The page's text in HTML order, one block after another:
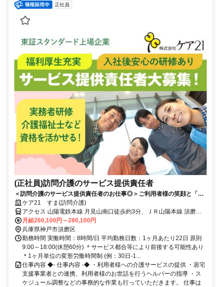
正社員
(正社員)訪問介護のサービス提供責任者
＜訪問介護のサービス提供責任者のお仕事◎＞ご利用者様の笑顔と「あ
りがとう」の一言が仕事のやりがいへと変わります。資格を活かし、体
制が整った環境で働きたい方歓迎！
ケア21 すま(訪問介護)
アクセス 山陽電鉄本線 月見山南口徒歩約3分、ＪＲ山陽本線 須磨海
浜公園北口徒歩約6分、山陽電鉄本線 須磨寺徒歩約9分 山陽電鉄本線
「月見山」駅から徒歩約3分
月給260,100円～280,100円
兵庫県神戸市須磨区
勤務時間 実働時間：8時間/日 平均勤務日数：1ヶ月あたり22日 原則
9:00～18:00(休憩60分) ＊サービス都合等により前後する可能性あり
＊1ヶ月単位の変形労働時間制 (例：30日-1...
仕事内容 ◆- 仕事内容 -◆ ・利用者様への介護サービスの提供 ・居宅
支援事業者との連携、利用者様のお世話を行うヘルパーの指導 ・ス
ケジュール調整などの事務的な作業も行っていただきます。 仕事は